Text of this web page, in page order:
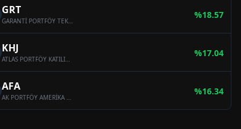
GRT
GARANTİ PORTFÖY TEKNOLOJİ ŞİRKETLERİ HİSSE SENEDİ (TL) FONU (HİSSE SENEDİ YOĞUN FON)
%18.57
KHJ
ATLAS PORTFÖY KATILIM HİSSE SENEDİ FONU (HİSSE SENEDİ YOĞUN FON)
%17.04
AFA
AK PORTFÖY AMERİKA YABANCI HİSSE SENEDİ FONU
%16.34